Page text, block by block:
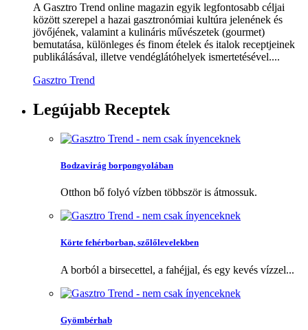
A Gasztro Trend online magazin egyik legfontosabb céljai
között szerepel a hazai gasztronómiai kultúra jelenének és
jövőjének, valamint a kulináris művészetek (gourmet)
bemutatása, különleges és finom ételek és italok receptjeinek
publikálásával, illetve vendéglátóhelyek ismertetésével....
Gasztro Trend
Legújabb Receptek
Bodzavirág borpongyolában
Otthon bő folyó vízben többször is átmossuk.
Körte fehérborban, szőlőlevelekben
A borból a birsecettel, a fahéjjal, és egy kevés vízzel...
Gyömbérhab